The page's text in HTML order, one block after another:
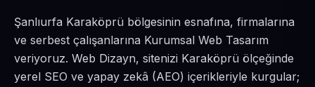
Şanlıurfa Karaköprü bölgesinin esnafına, firmalarına
ve serbest çalışanlarına Kurumsal Web Tasarım
veriyoruz. Web Dizayn, sitenizi Karaköprü ölçeğinde
yerel SEO ve yapay zekâ (AEO) içerikleriyle kurgular;